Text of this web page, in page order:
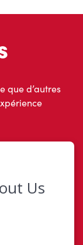
que d’autres